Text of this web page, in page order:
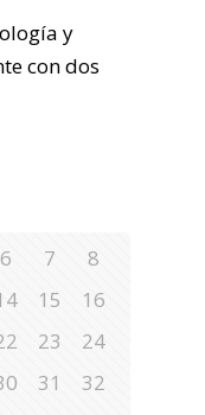
y
con dos
6 7
8
15
16
23
24
31
32